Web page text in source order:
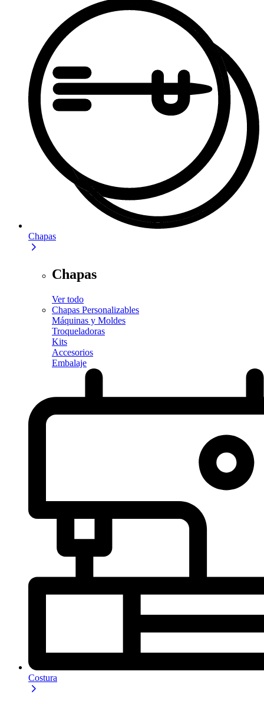
Chapas
Chapas
Ver todo
Chapas Personalizables
Máquinas y Moldes
Troqueladoras
Kits
Accesorios
Embalaje
Costura